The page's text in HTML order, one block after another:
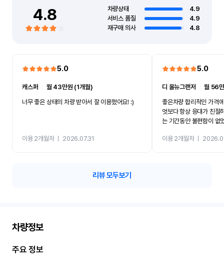
4.8 차량상태
4.9
서비스 품질
4.9
재구매 의사
4.8
5.0
캐스퍼
월 43만원 (1개월)
너무 좋은 상태의 차량 받아서 잘 이용했어요! :)
이용 2개월차ㅣ 2026.07.31
5.0
디 올뉴그랜저 ㅣ월 56
좋은차량 합리적인 가격
엇보다 항상 응대가 친절
는 기간동안 불편함이 없
카 렌트 고민없이 강추합
이용 2개월차ㅣ
리뷰 모두보기
차량정보
주요 정보